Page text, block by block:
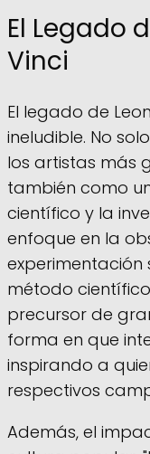
El Legado
Vinci
El legado de
ineludible. No
los artistas más
también como
científico y la
enfoque en la
experimentación
método
precursor de
forma en que
inspirando a
respectivos
Además, el